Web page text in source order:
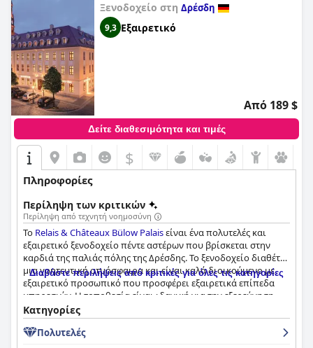
Ξενοδοχείο στη Δρέσδη
9,3 Εξαιρετικό
Από 189 $
Δείτε διαθεσιμότητα και τιμές
$
Πληροφορίες
Περίληψη των κριτικών
Περίληψη από τεχνητή νοημοσύνη
Το Relais & Châteaux Bülow Palaisείναι ένα πολυτελές και
εξαιρετικό ξενοδοχείο πέντε αστέρων που βρίσκεται στην
καρδιά της παλιάς πόλης της Δρέσδης. Το ξενοδοχείο διαθέτει
μια γοητευτική ατμόσφαιρα και είναι καλά διοικούμενο με
εξαιρετικό προσωπικό που προσφέρει εξαιρετικά επίπεδα
υπηρεσιών. Η τοποθεσία είναι ιδανική για την εξερεύνηση
των κύριων αξιοθέατων της πόλης και βρίσκεται μακριά από
τα τουριστικά πλήθη. Ο μπουφές πρωινού και το εστιατόριο
συνιστώνται ανεπιφύλακτα, παρέχοντας άφθονο, ποικίλο και
Διαβάστε περιλήψεις από κριτικές για όλες τις κατηγορίες
Κατηγορίες
Πολυτελές